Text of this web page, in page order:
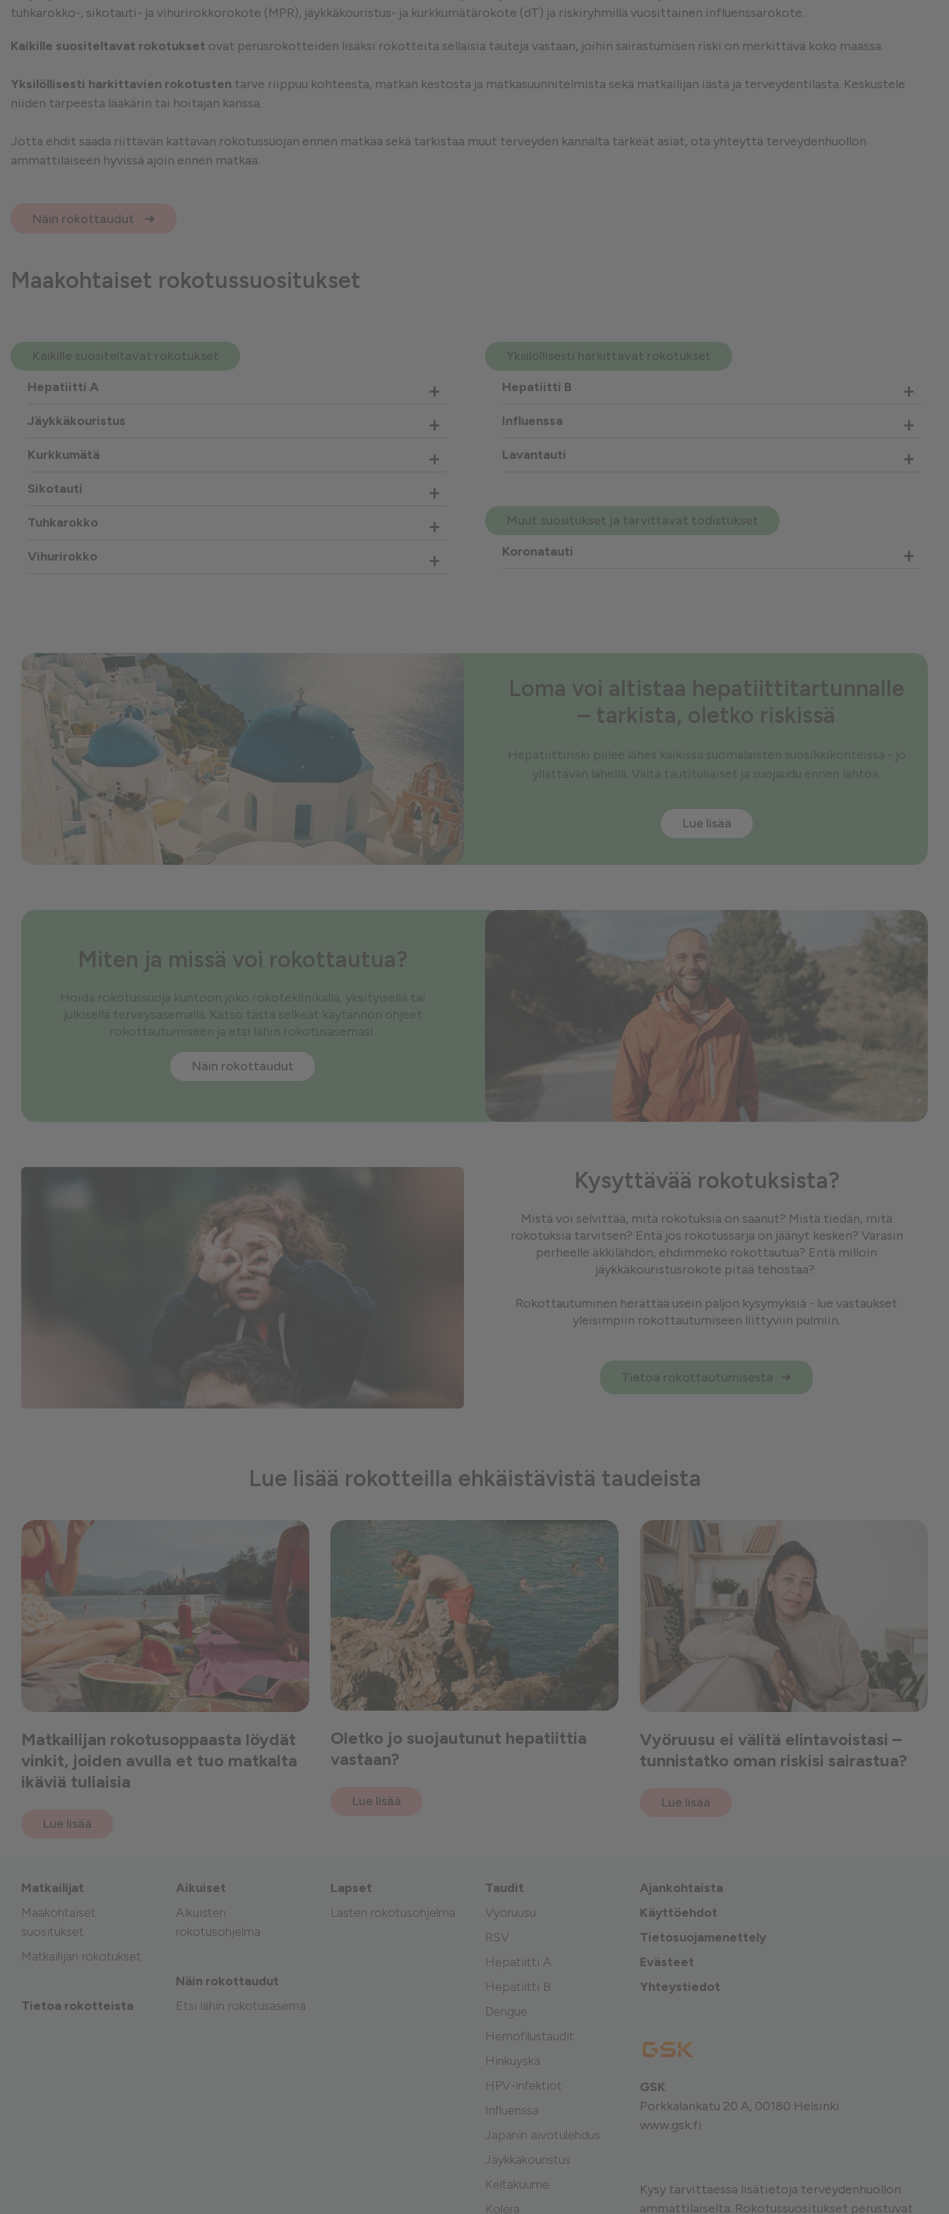
tuhkarokko-, sikotauti- ja vihurirokkorokote (MPR), jäykkäkouristus- ja kurkkumätärokote (dT) ja riskiryhmillä vuosittainen influenssarokote.
Kaikille suositeltavat rokotukset ovat perusrokotteiden lisäksi rokotteita sellaisia tauteja vastaan, joihin sairastumisen riski on merkittävä koko maassa.
Yksilöllisesti harkittavien rokotusten tarve riippuu kohteesta, matkan kestosta ja matkasuunnitelmista sekä matkailijan iästä ja terveydentilasta. Keskustele
niiden tarpeesta lääkärin tai hoitajan kanssa.
Jotta ehdit saada riittävän kattavan rokotussuojan ennen matkaa sekä tarkistaa muut terveyden kannalta tärkeät asiat, ota yhteyttä terveydenhuollon
ammattilaiseen hyvissä ajoin ennen matkaa.
Näin rokottaudut
Maakohtaiset rokotussuositukset
Kaikille suositeltavat rokotukset
Hepatiitti A
+
Jäykkäkouristus +
Kurkkumätä +
Sikotauti +
Tuhkarokko +
Vihurirokko +
Yksilöllisesti harkittavat rokotukset
Hepatiitti B
+
Influenssa +
Lavantauti +
Muut suositukset ja tarvittavat todistukset
Koronatauti
+
Loma voi altistaa hepatiittitartunnalle
– tarkista, oletko riskissä
Hepatiittiriski piilee lähes kaikissa suomalaisten suosikkikohteissa - jo
yllättävän lähellä. Vältä tautituliaiset ja suojaudu ennen lähtöä.
Lue lisää
Miten ja missä voi rokottautua?
Hoida rokotussuoja kuntoon joko rokoteklinikalla, yksityisellä tai
julkisella terveysasemalla. Katso tästä selkeät käytännön ohjeet
rokottautumiseen ja etsi lähin rokotusasemasi.
Näin rokottaudut
Kysyttävää rokotuksista?
Mistä voi selvittää, mitä rokotuksia on saanut? Mistä tiedän, mitä
rokotuksia tarvitsen? Entä jos rokotussarja on jäänyt kesken? Varasin
perheelle äkkilähdön, ehdimmekö rokottautua? Entä milloin
jäykkäkouristusrokote pitää tehostaa?
Rokottautuminen herättää usein paljon kysymyksiä - lue vastaukset
yleisimpiin rokottautumiseen liittyviin pulmiin.
Tietoa rokottautumisesta
Lue lisää rokotteilla ehkäistävistä taudeista
Matkailijan rokotusoppaasta löydät
vinkit, joiden avulla et tuo matkalta
ikäviä tuliaisia
Lue lisää
Oletko jo suojautunut hepatiittia
vastaan?
Lue lisää
Vyöruusu ei välitä elintavoistasi –
tunnistatko oman riskisi sairastua?
Lue lisää
Matkailijat
Maakohtaiset
suositukset
Matkailijan rokotukset
Tietoa rokotteista
Aikuiset
Aikuisten
rokotusohjelma
Näin rokottaudut
Etsi lähin rokotusasema
Lapset
Lasten rokotusohjelma
Taudit
Vyöruusu
RSV
Hepatiitti A
Hepatiitti B
Dengue
Hemofilustaudit
Hinkuyskä
HPV-infektiot
Influenssa
Japanin aivotulehdus
Jäykkäkouristus
Keltakuume
Kolera
Ajankohtaista
Käyttöehdot
Tietosuojamenettely
Evästeet
Yhteystiedot
GSK
Porkkalankatu 20 A, 00180 Helsinki
www.gsk.fi
Kysy tarvittaessa lisätietoja terveydenhuollon
ammattilaiselta. Rokotussuositukset perustuvat
Mainontaan liittyvät evästeet ❮